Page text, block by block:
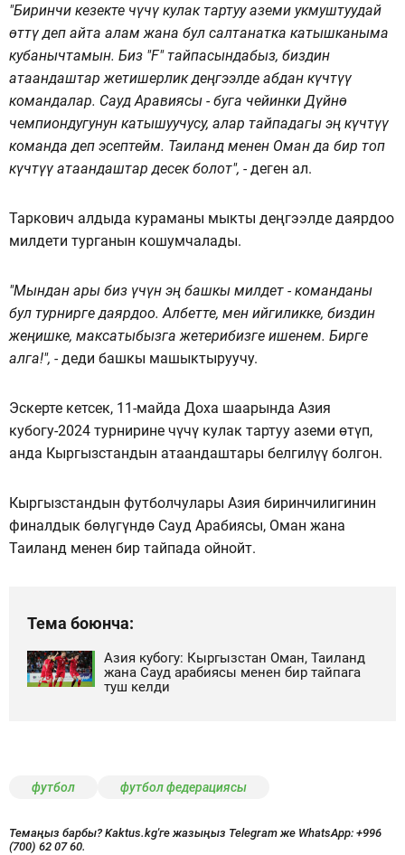
"Биринчи кезекте чүчү кулак тартуу аземи укмуштуудай
өттү деп айта алам жана бул салтанатка катышканыма
кубанычтамын. Биз "F" тайпасындабыз, биздин
атаандаштар жетишерлик деңгээлде абдан күчтүү
командалар. Сауд Аравиясы - буга чейинки Дүйнө
чемпиондугунун катышуучусу, алар тайпадагы эң күчтүү
команда деп эсептейм. Таиланд менен Оман да бир топ
күчтүү атаандаштар десек болот", - деген ал.
Таркович алдыда кураманы мыкты деңгээлде даярдоо
милдети турганын кошумчалады.
"Мындан ары биз үчүн эң башкы милдет - команданы
бул турнирге даярдоо. Албетте, мен ийгиликке, биздин
жеңишке, максатыбызга жетерибизге ишенем. Бирге
алга!", - деди башкы машыктыруучу.
Эскерте кетсек, 11-майда Доха шаарында Азия
кубогу-2024 турнирине чүчү кулак тартуу аземи өтүп,
анда Кыргызстандын атаандаштары белгилүү болгон.
Кыргызстандын футболчулары Азия биринчилигинин
финалдык бөлүгүндө Сауд Арабиясы, Оман жана
Таиланд менен бир тайпада ойнойт.
Тема боюнча:
Азия кубогу: Кыргызстан Оман, Таиланд
жана Сауд арабиясы менен бир тайпага
туш келди
футбол футбол федерациясы
Темаңыз барбы? Kaktus.kg'ге жазыңыз Telegram же WhatsApp: +996
(700) 62 07 60.